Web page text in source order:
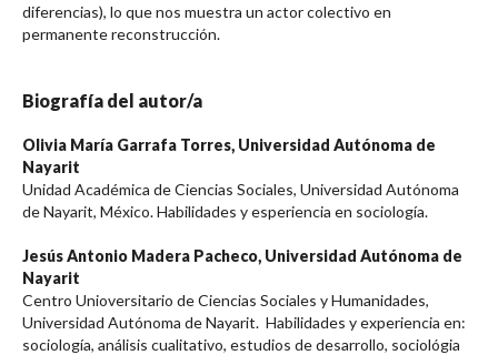
diferencias), lo que nos muestra un actor colectivo en
permanente reconstrucción.
Biografía del autor/a
Olivia María Garrafa Torres, Universidad Autónoma de
Nayarit
Unidad Académica de Ciencias Sociales, Universidad Autónoma
de Nayarit, México. Habilidades y esperiencia en sociología.
Jesús Antonio Madera Pacheco, Universidad Autónoma de
Nayarit
Centro Unioversitario de Ciencias Sociales y Humanidades,
Universidad Autónoma de Nayarit. Habilidades y experiencia en:
sociología, análisis cualitativo, estudios de desarrollo, sociológia